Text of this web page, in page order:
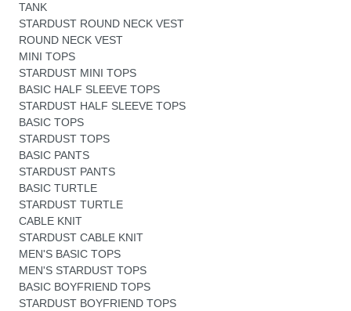
TANK
STARDUST ROUND NECK VEST
ROUND NECK VEST
MINI TOPS
STARDUST MINI TOPS
BASIC HALF SLEEVE TOPS
STARDUST HALF SLEEVE TOPS
BASIC TOPS
STARDUST TOPS
BASIC PANTS
STARDUST PANTS
BASIC TURTLE
STARDUST TURTLE
CABLE KNIT
STARDUST CABLE KNIT
MEN'S BASIC TOPS
MEN'S STARDUST TOPS
BASIC BOYFRIEND TOPS
STARDUST BOYFRIEND TOPS